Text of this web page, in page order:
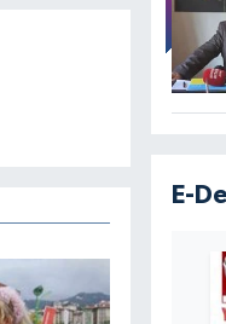
E-